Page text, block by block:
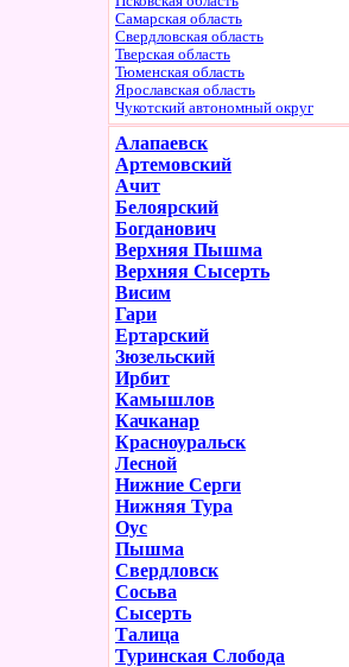
Самарская область
Свердловская область
Тверская область
Тюменская область
Ярославская область
Чукотский автономный округ
Алапаевск
Артемовский
Ачит
Белоярский
Богданович
Верхняя Пышма
Верхняя Сысерть
Висим
Гари
Ертарский
Зюзельский
Ирбит
Камышлов
Качканар
Красноуральск
Лесной
Нижние Серги
Нижняя Тура
Оус
Пышма
Свердловск
Сосьва
Сысерть
Талица
Туринская Слобода